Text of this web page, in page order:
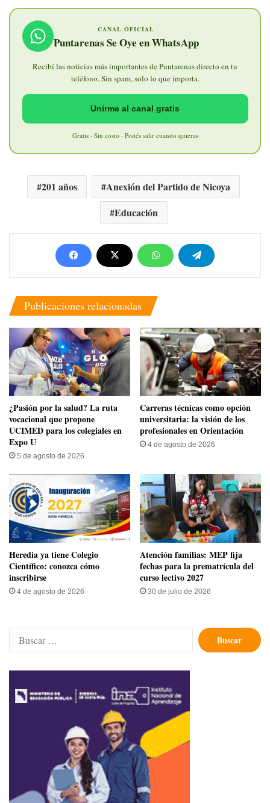
CANAL OFICIAL
Puntarenas Se Oye en WhatsApp
Recibí las noticias más importantes de Puntarenas directo en tu
teléfono. Sin spam, solo lo que importa.
Unirme al canal gratis
Gratis · Sin costo · Podés salir cuando quieras
201 años
Anexión del Partido de Nicoya
Educación
Publicaciones relacionadas
​¿Pasión por la salud? La ruta
vocacional que propone
UCIMED para los colegiales en
Expo U
5 de agosto de 2026
Carreras técnicas como opción
universitaria: la visión de los
profesionales en Orientación
4 de agosto de 2026
Heredia ya tiene Colegio
Científico: conozca cómo
inscribirse
4 de agosto de 2026
Atención familias: MEP fija
fechas para la prematrícula del
curso lectivo 2027
30 de julio de 2026
Buscar: